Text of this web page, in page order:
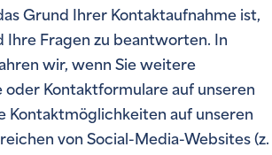
Grund Ihrer Kontaktaufnahme ist,
Ihre Fragen zu beantworten. In
wir, wenn Sie weitere
Kontaktformulare auf unseren
Kontaktmöglichkeiten auf unseren
von Social-Media-Websites (z.